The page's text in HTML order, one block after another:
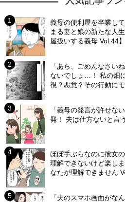
義母の便利屋を卒業し
まる妻と娘の新たな人
屋扱いする義母 Vol.44】
「あら、ごめんなさい
ないでしょ…！ 私の畑
視？悪意？その行動に
「義母の発言が許せな
発！ 夫は仕方ないと言
ほぼ手ぶらなのに彼女
理解できないけど楽し
なたが理解できません
「夫のスマホ画面がな